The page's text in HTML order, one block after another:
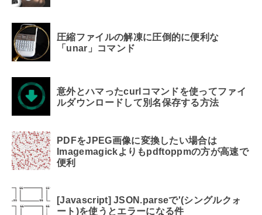
圧縮ファイルの解凍に圧倒的に便利な
「unar」コマンド
意外とハマったcurlコマンドを使ってファイ
ルダウンロードして別名保存する方法
PDFをJPEG画像に変換したい場合は
Imagemagickよりもpdftoppmの方が高速で
便利
[Javascript] JSON.parseで'(シングルクォ
ート)を使うとエラーになる件